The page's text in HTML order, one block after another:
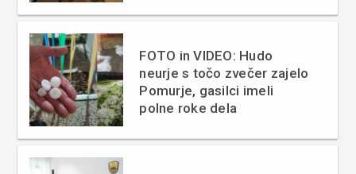
FOTO in VIDEO: Hudo
neurje s točo zvečer zajelo
Pomurje, gasilci imeli
polne roke dela